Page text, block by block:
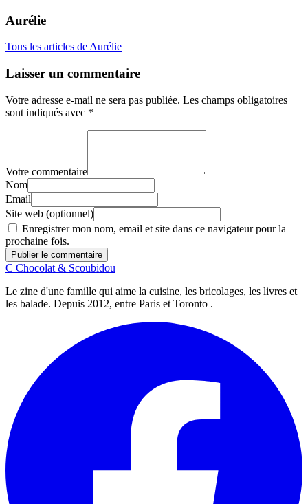
Aurélie
Tous les articles de Aurélie
Laisser un commentaire
Votre adresse e-mail ne sera pas publiée. Les champs obligatoires
sont indiqués avec *
Votre commentaire
Nom
Email
Site web (optionnel)
Enregistrer mon nom, email et site dans ce navigateur pour la
prochaine fois.
Publier le commentaire
C Chocolat & Scoubidou
Le zine d'une famille qui aime la cuisine, les bricolages, les livres et
les balade. Depuis 2012, entre Paris et Toronto .